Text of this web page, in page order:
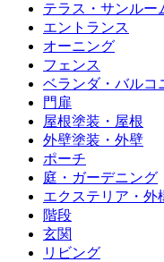
テラス・サンルー
エントランス
オーニング
フェンス
ベランダ・バルコ
門扉
屋根塗装・屋根
外壁塗装・外壁
ポーチ
庭・ガーデニング
エクステリア・外
階段
玄関
リビング